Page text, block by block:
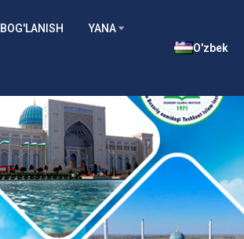
BOG'LANISH YANA
O'zbek